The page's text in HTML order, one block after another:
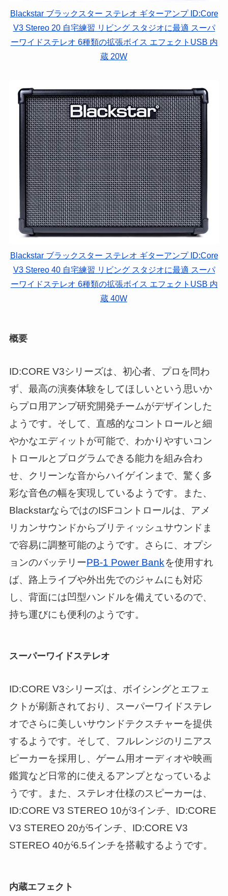
Blackstar ブラックスター ステレオ ギターアンプ ID:Core
V3 Stereo 20 自宅練習 リビング スタジオに最適 スーパ
ーワイドステレオ 6種類の拡張ボイス エフェクトUSB 内
蔵 20W
Blackstar ブラックスター ステレオ ギターアンプ ID:Core
V3 Stereo 40 自宅練習 リビング スタジオに最適 スーパ
ーワイドステレオ 6種類の拡張ボイス エフェクトUSB 内
蔵 40W
概要
ID:CORE V3シリーズは、初心者、プロを問わ
ず、最高の演奏体験をしてほしいという思いか
らプロ用アンプ研究開発チームがデザインした
ようです。そして、直感的なコントロールと細
やかなエディットが可能で、わかりやすいコン
トロールとプログラムできる能力を組み合わ
せ、クリーンな音からハイゲインまで、驚く多
彩な音色の幅を実現しているようです。また、
BlackstarならではのISFコントロールは、アメ
リカンサウンドからブリティッシュサウンドま
で容易に調整可能のようです。さらに、オプシ
ョンのバッテリーPB-1 Power Bankを使用すれ
ば、路上ライブや外出先でのジャムにも対応
し、背面には凹型ハンドルを備えているので、
持ち運びにも便利のようです。
スーパーワイドステレオ
ID:CORE V3シリーズは、ボイシングとエフェ
クトが刷新されており、スーパーワイドステレ
オでさらに美しいサウンドテクスチャーを提供
するようです。そして、フルレンジのリニアス
ピーカーを採用し、ゲーム用オーディオや映画
鑑賞など日常的に使えるアンプとなっているよ
うです。また、ステレオ仕様のスピーカーは、
ID:CORE V3 STEREO 10が3インチ、ID:CORE
V3 STEREO 20が5インチ、ID:CORE V3
STEREO 40が6.5インチを搭載するようです。
内蔵エフェクト